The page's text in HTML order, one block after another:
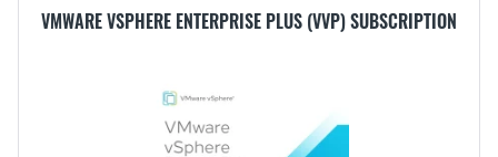
VMWARE VSPHERE ENTERPRISE PLUS (VVP) SUBSCRIPTION